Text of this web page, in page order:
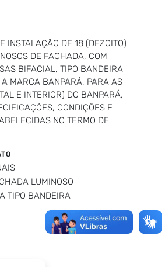
INSTALAÇÃO DE 18 (DEZOITO)
DE FACHADA, COM
BIFACIAL, TIPO BANDEIRA
MARCA BANPARÁ, PARA AS
E INTERIOR) DO BANPARÁ,
CONDIÇÕES E
NO TERMO DE
LUMINOSO
TIPO BANDEIRA